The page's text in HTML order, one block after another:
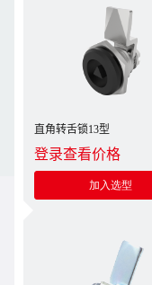
直角转舌锁13型
登录查看价格
加入选型